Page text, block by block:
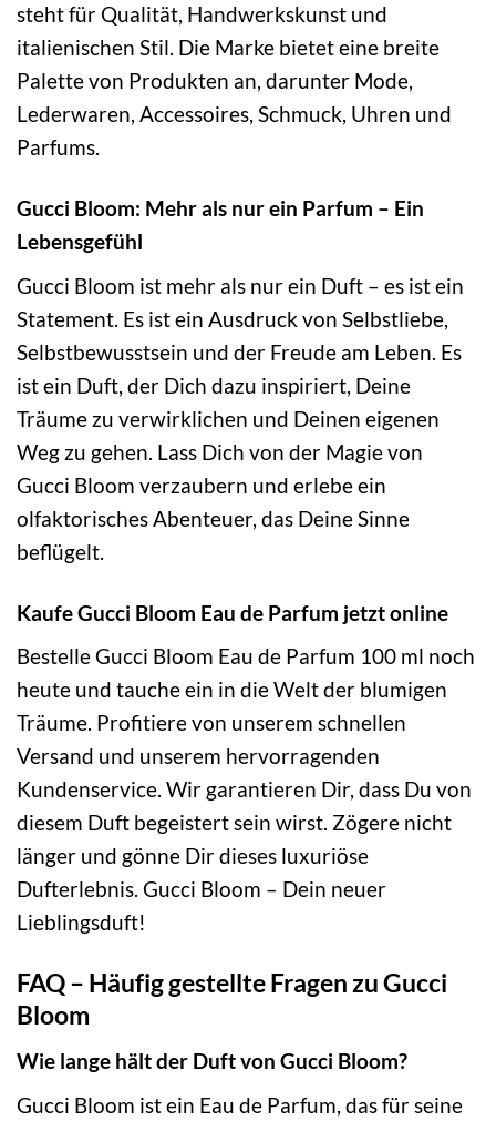
steht für Qualität, Handwerkskunst und
italienischen Stil. Die Marke bietet eine breite
Palette von Produkten an, darunter Mode,
Lederwaren, Accessoires, Schmuck, Uhren und
Parfums.
Gucci Bloom: Mehr als nur ein Parfum – Ein
Lebensgefühl
Gucci Bloom ist mehr als nur ein Duft – es ist ein
Statement. Es ist ein Ausdruck von Selbstliebe,
Selbstbewusstsein und der Freude am Leben. Es
ist ein Duft, der Dich dazu inspiriert, Deine
Träume zu verwirklichen und Deinen eigenen
Weg zu gehen. Lass Dich von der Magie von
Gucci Bloom verzaubern und erlebe ein
olfaktorisches Abenteuer, das Deine Sinne
beflügelt.
Kaufe Gucci Bloom Eau de Parfum jetzt online
Bestelle Gucci Bloom Eau de Parfum 100 ml noch
heute und tauche ein in die Welt der blumigen
Träume. Profitiere von unserem schnellen
Versand und unserem hervorragenden
Kundenservice. Wir garantieren Dir, dass Du von
diesem Duft begeistert sein wirst. Zögere nicht
länger und gönne Dir dieses luxuriöse
Dufterlebnis. Gucci Bloom – Dein neuer
Lieblingsduft!
FAQ – Häufig gestellte Fragen zu Gucci
Bloom
Wie lange hält der Duft von Gucci Bloom?
Gucci Bloom ist ein Eau de Parfum, das für seine